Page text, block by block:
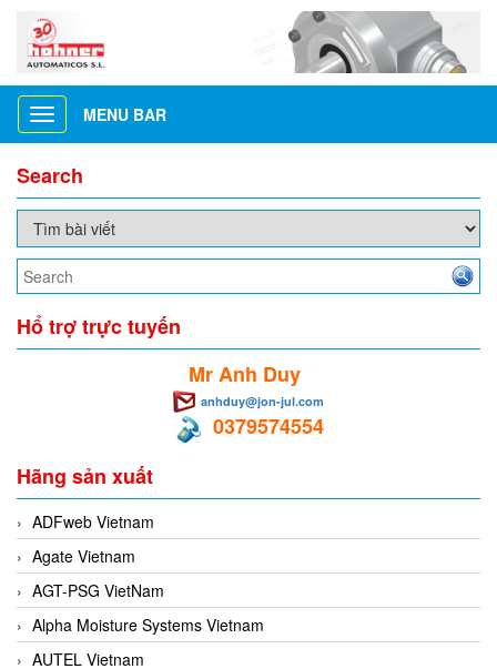
Toggle
navigation
MENU BAR
Search
Hổ trợ trực tuyến
Mr Anh Duy
anhduy@jon-jul.com
0379574554
Hãng sản xuất
ADFweb Vietnam
Agate Vietnam
AGT-PSG VietNam
Alpha Moisture Systems Vietnam
AUTEL Vietnam